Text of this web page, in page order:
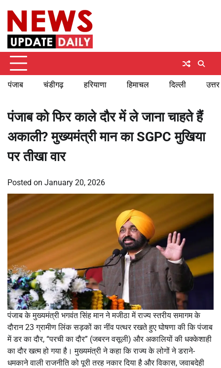
content
पंजाब चंडीगढ़ हरियाणा हिमाचल दिल्ली
पंजाब को फिर काले दौर में ले जाना चाहते हैं
अकाली? मुख्यमंत्री मान का SGPC मुखिया
पर तीखा वार
Posted on January 20, 2026
पंजाब के मुख्यमंत्री भगवंत सिंह मान ने मजीठा में राज्य स्तरीय समागम के
दौरान 23 ग्रामीण लिंक सड़कों का नींव पत्थर रखते हुए घोषणा की कि पंजाब
में डर का दौर, “परची का दौर” (जबरन वसूली) और अकालियों की धक्केशाही
का दौर खत्म हो गया है। मुख्यमंत्री ने कहा कि राज्य के लोगों ने डराने-
धमकाने वाली राजनीति को पूरी तरह नकार दिया है और विकास, जवाबदेही